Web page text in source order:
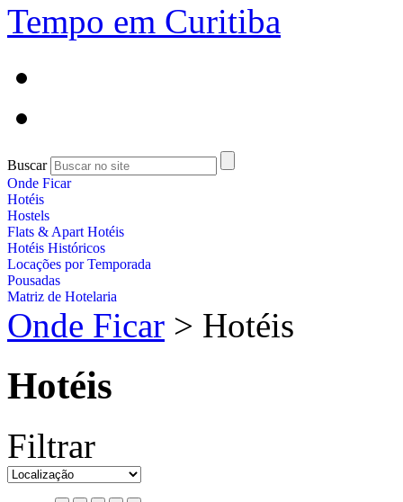
Tempo em Curitiba
Buscar
Onde Ficar
Hotéis
Hostels
Flats & Apart Hotéis
Hotéis Históricos
Locações por Temporada
Pousadas
Matriz de Hotelaria
Onde Ficar > Hotéis
Hotéis
Filtrar